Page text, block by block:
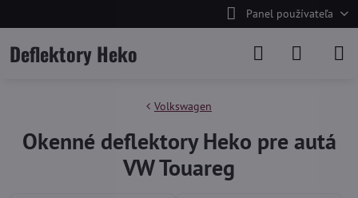
Panel používateľa
Deflektory Heko
Volkswagen
Okenné deflektory Heko pre autá
VW Touareg